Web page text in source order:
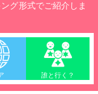
グ形式でご紹介しま
誰と行く？